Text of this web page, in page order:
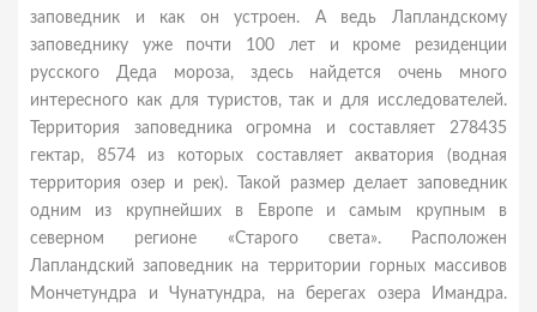
заповедник и как он устроен. А ведь Лапландскому
заповеднику уже почти 100 лет и кроме резиденции
русского Деда мороза, здесь найдется очень много
интересного как для туристов, так и для исследователей.
Территория заповедника огромна и составляет 278435
гектар, 8574 из которых составляет акватория (водная
территория озер и рек). Такой размер делает заповедник
одним из крупнейших в Европе и самым крупным в
северном регионе «Старого света». Расположен
Лапландский заповедник на территории горных массивов
Мончетундра и Чунатундра, на берегах озера Имандра.